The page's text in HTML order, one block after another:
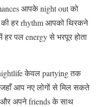
आपके night out को
की हर rhythm आपको थिरकने
पल energy से भरपूर होता
केवल partying तक
आप नए लोगों से मिल सकते
अपने friends के साथ